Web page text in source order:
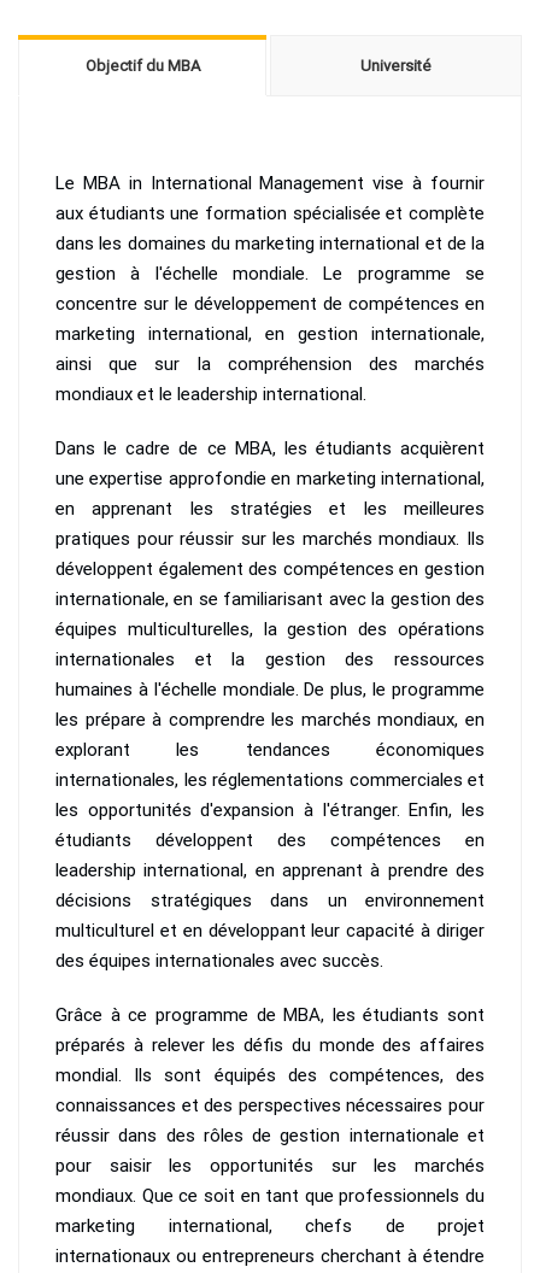
Objectif du MBA Université
Le MBA in International Management vise à fournir
aux étudiants une formation spécialisée et complète
dans les domaines du marketing international et de la
gestion à l'échelle mondiale. Le programme se
concentre sur le développement de compétences en
marketing international, en gestion internationale,
ainsi que sur la compréhension des marchés
mondiaux et le leadership international.
Dans le cadre de ce MBA, les étudiants acquièrent
une expertise approfondie en marketing international,
en apprenant les stratégies et les meilleures
pratiques pour réussir sur les marchés mondiaux. Ils
développent également des compétences en gestion
internationale, en se familiarisant avec la gestion des
équipes multiculturelles, la gestion des opérations
internationales et la gestion des ressources
humaines à l'échelle mondiale. De plus, le programme
les prépare à comprendre les marchés mondiaux, en
explorant les tendances économiques
internationales, les réglementations commerciales et
les opportunités d'expansion à l'étranger. Enfin, les
étudiants développent des compétences en
leadership international, en apprenant à prendre des
décisions stratégiques dans un environnement
multiculturel et en développant leur capacité à diriger
des équipes internationales avec succès.
Grâce à ce programme de MBA, les étudiants sont
préparés à relever les défis du monde des affaires
mondial. Ils sont équipés des compétences, des
connaissances et des perspectives nécessaires pour
réussir dans des rôles de gestion internationale et
pour saisir les opportunités sur les marchés
mondiaux. Que ce soit en tant que professionnels du
marketing international, chefs de projet
internationaux ou entrepreneurs cherchant à étendre